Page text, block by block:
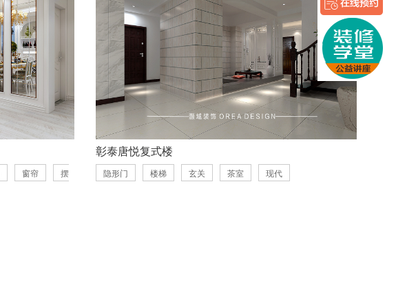
窗帘
摆
彰泰唐悦复式楼
隐形门 楼梯 玄关 茶室 现代